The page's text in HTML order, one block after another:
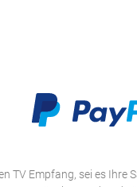
TV Empfang, sei es Ihre